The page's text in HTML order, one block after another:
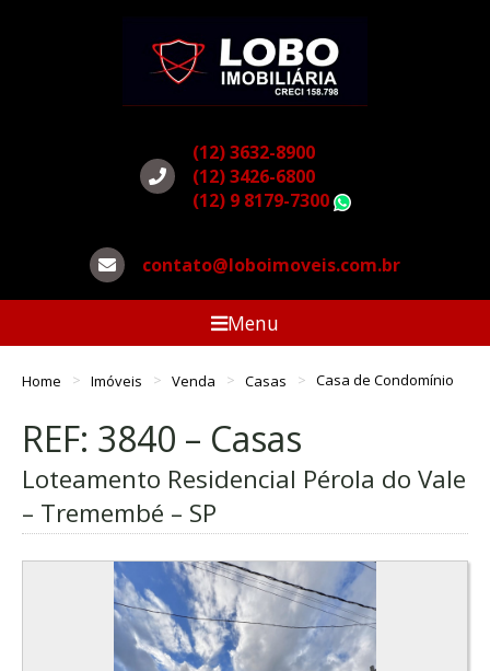
(12) 3632-8900
(12) 3426-6800
(12) 9 8179-7300
contato@loboimoveis.com.br
Menu
Home Imóveis Venda Casas Casa de Condomínio
REF: 3840 – Casas
Loteamento Residencial Pérola do Vale
– Tremembé – SP